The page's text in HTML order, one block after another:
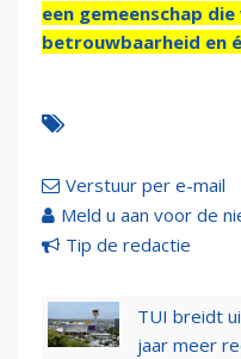
een gemeenschap
betrouwbaarheid en
Verstuur per e-mail
Meld u aan voor de
Tip de redactie
TUI breidt
jaar meer